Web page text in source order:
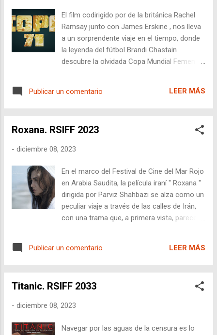
El film codirigido por de la británica Rachel
Ramsay junto con James Erskine , nos lleva
a un sorprendente viaje en el tiempo, donde
la leyenda del fútbol Brandi Chastain
descubre la olvidada Copa Mundial Femenina
atracción al público, evitando exageraciones.
atribuido al sexismo que rodeaba a la
luchas y triunfos de las pioneras del fútbol
vívidos recuerdos con imágenes raras de los
juegos, resaltando la técnica y gracia del
fútbol femenino de 1971.
Publicar un comentario LEER MÁS
Roxana. RSIFF 2023
- diciembre 08, 2023
En el marco del Festival de Cine del Mar Rojo
en Arabia Saudita, la película iraní " Roxana "
dirigida por Parviz Shahbazi se alza como un
peculiar viaje a través de las calles de Irán,
con una trama que, a primera vista, parece
complejidad de la vida en este país del Medio
Publicar un comentario LEER MÁS
Titanic. RSIFF 2033
- diciembre 08, 2023
Navegar por las aguas de la censura es lo